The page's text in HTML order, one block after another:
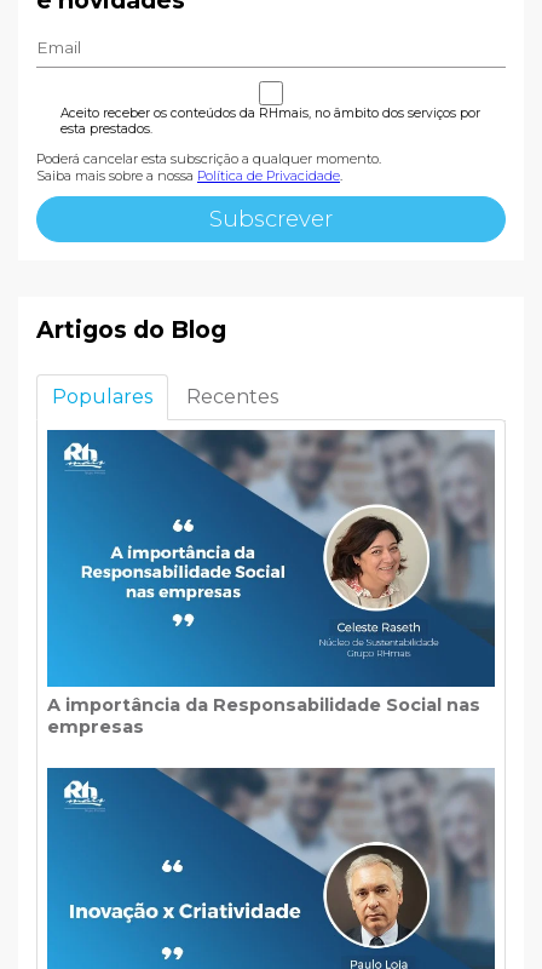
Aceito receber os conteúdos da RHmais, no âmbito dos serviços por
esta prestados.
Poderá cancelar esta subscrição a qualquer momento.
Saiba mais sobre a nossa Política de Privacidade.
Artigos do Blog
Populares Recentes
A importância da Responsabilidade Social nas
empresas